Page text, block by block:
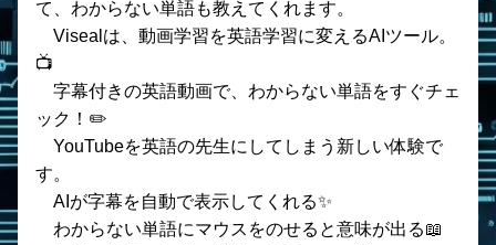
て、わからない単語も教えてくれます。
Visealは、動画学習を英語学習に変えるAIツール。
📺
字幕付きの英語動画で、わからない単語をすぐチェ
ック！✏️
YouTubeを英語の先生にしてしまう新しい体験で
す。
    AIが字幕を自動で表示してくれる✨
    わからない単語にマウスをのせると意味が出る📖